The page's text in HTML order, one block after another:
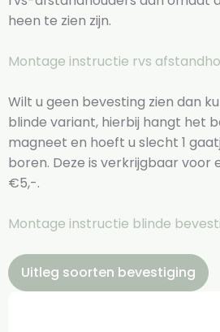
heen te zien zijn.
Montage instructie rvs
Wilt u geen bevesting zien dan
blinde variant, hierbij hangt het
magneet en hoeft u slecht 1
boren. Deze is verkrijgbaar voor
€5,-.
Montage instructie blinde
Uitleg soorten bevestiging